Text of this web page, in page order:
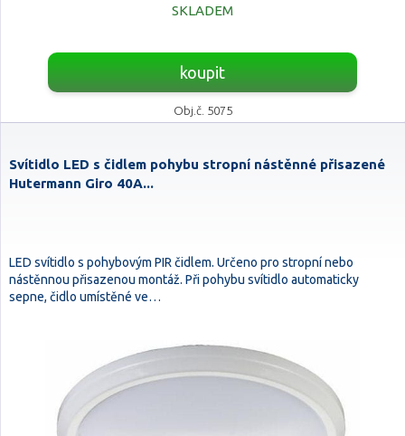
SKLADEM
koupit
Obj.č. 5075
Svítidlo LED s čidlem pohybu stropní nástěnné přisazené
Hutermann Giro 40A...
LED svítidlo s pohybovým PIR čidlem. Určeno pro stropní nebo
nástěnnou přisazenou montáž. Při pohybu svítidlo automaticky
sepne, čidlo umístěné ve…